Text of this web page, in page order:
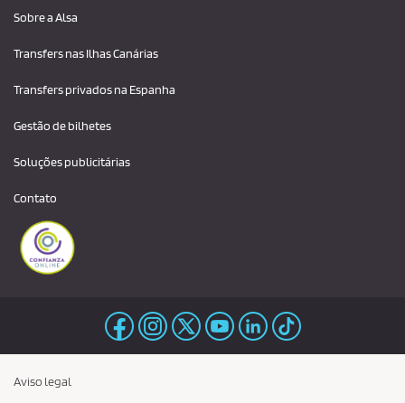
Sobre a Alsa
Transfers nas Ilhas Canárias
Transfers privados na Espanha
Gestão de bilhetes
Soluções publicitárias
Contato
Aviso legal